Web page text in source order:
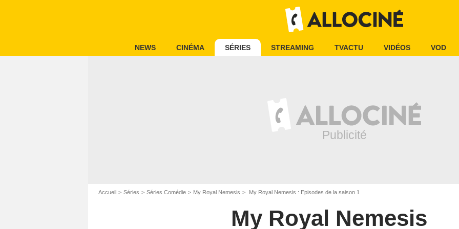
NEWS CINÉMA SÉRIES STREAMING TVACTU VIDÉOS VOD
Accueil Séries Séries Comédie My Royal Nemesis My Royal Nemesis : Episodes de la saison 1
My Royal Nemesis